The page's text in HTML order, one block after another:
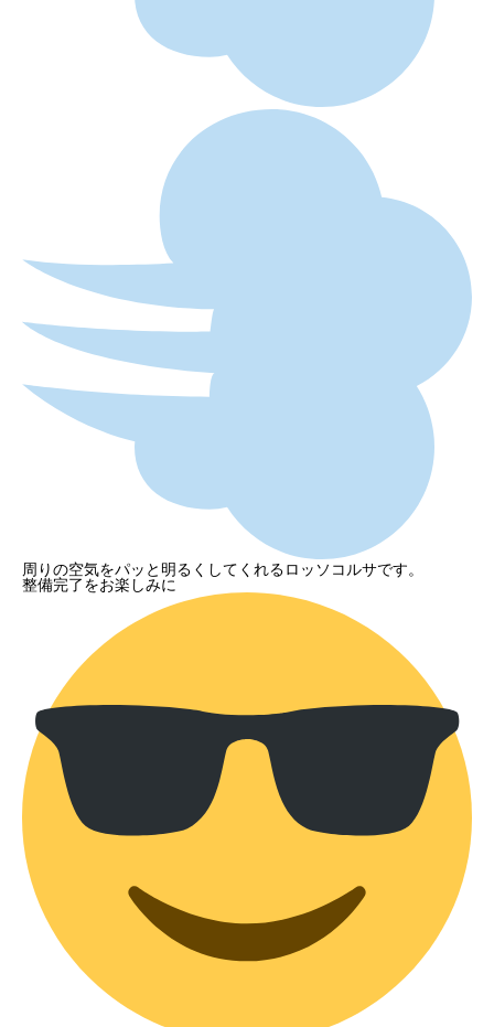
周りの空気をパッと明るくしてくれるロッソコルサです。
整備完了をお楽しみに